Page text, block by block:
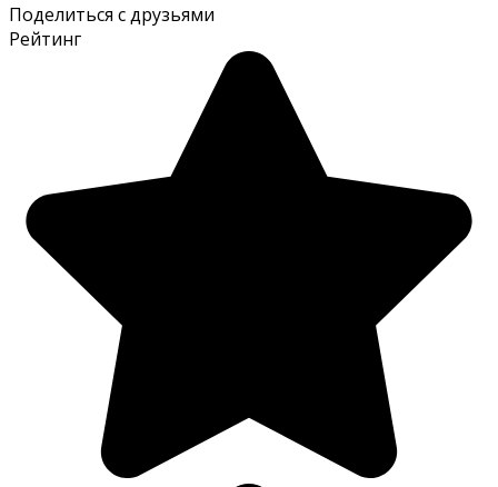
Поделиться с друзьями
Рейтинг